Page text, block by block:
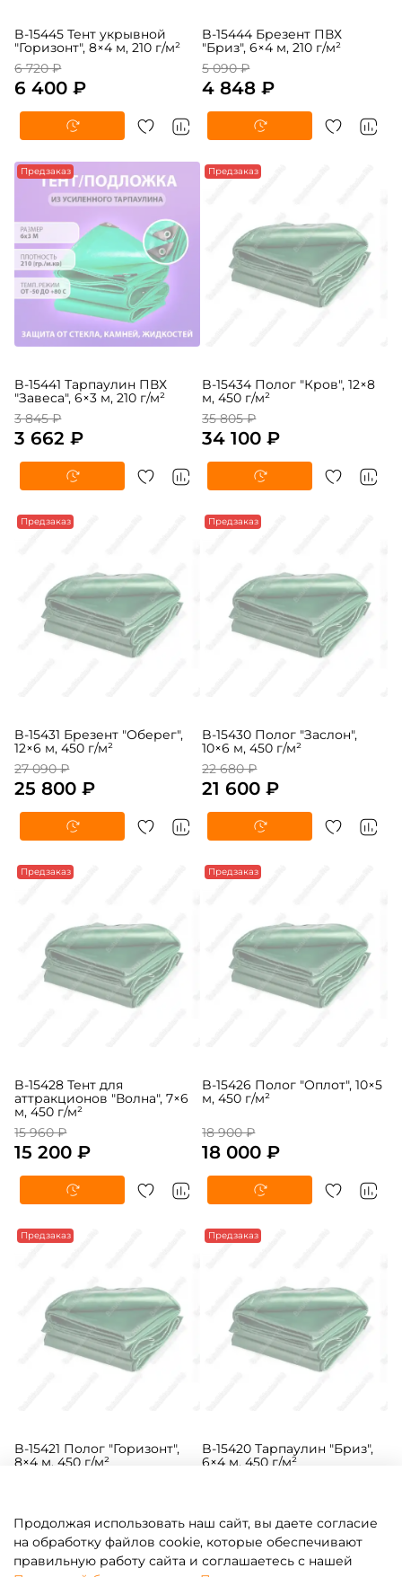
B-15445 Тент укрывной
"Горизонт", 8×4 м, 210 г/м²
6 400 ₽
B-15444 Брезент ПВХ
"Бриз", 6×4 м, 210 г/м²
4 848 ₽
Предзаказ
B-15441 Тарпаулин ПВХ
"Завеса", 6×3 м, 210 г/м²
3 845 ₽
3 662 ₽
B-15434 Полог "Кров", 12×8
м, 450 г/м²
35 805 ₽
34 100 ₽
B-15431 Брезент "Оберег",
12×6 м, 450 г/м²
27 090 ₽
25 800 ₽
B-15430 Полог "Заслон",
10×6 м, 450 г/м²
22 680 ₽
21 600 ₽
B-15428 Тент для
аттракционов "Волна", 7×6
м, 450 г/м²
15 960 ₽
15 200 ₽
B-15426 Полог "Оплот", 10×5
м, 450 г/м²
18 900 ₽
18 000 ₽
8×4 м, 450 г/м²
12 180 ₽
11 600 ₽
6×4 м, 450 г/м²
9 135 ₽
8 700 ₽
Продолжая использовать наш сайт, вы даете согласие
на обработку файлов cookie, которые обеспечивают
правильную работу сайта и соглашаетесь с нашей